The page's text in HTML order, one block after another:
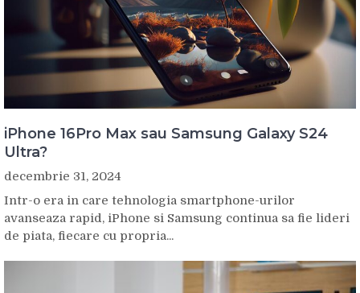
iPhone 16Pro Max sau Samsung Galaxy S24
Ultra?
decembrie 31, 2024
Intr-o era in care tehnologia smartphone-urilor
avanseaza rapid, iPhone si Samsung continua sa fie lideri
de piata, fiecare cu propria...